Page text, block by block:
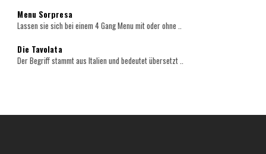
Menu Sorpresa
Lassen sie sich bei einem 4 Gang Menu mit oder ohne ..
Die Tavolata
Der Begriff stammt aus Italien und bedeutet übersetzt ..